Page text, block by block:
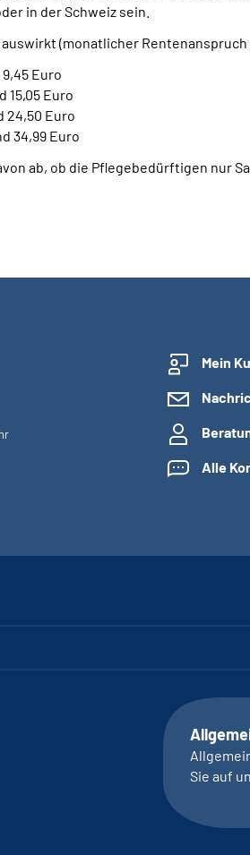
in der Schweiz sein.
(monatlicher
Euro
15,05 Euro
24,50 Euro
34,99 Euro
ab, ob die Pflegebedürftigen nur
Mein
Alle
Sie auf